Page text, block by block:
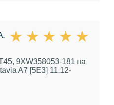
9XW358053-181 на
A7 [5E3] 11.12-